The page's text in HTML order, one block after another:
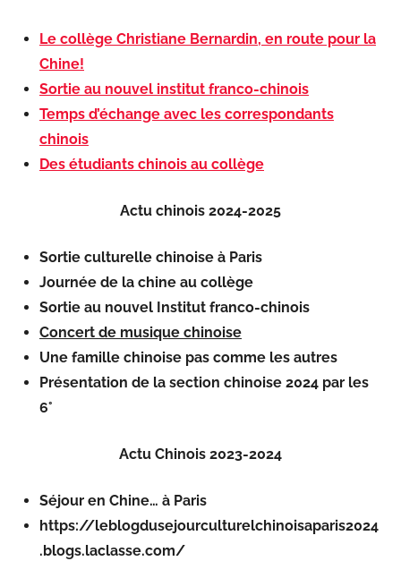
Le collège Christiane Bernardin, en route pour la
Chine!
Sortie au nouvel institut franco-chinois
Temps d’échange avec les correspondants
chinois
Des étudiants chinois au collège
Actu chinois 2024-2025
Sortie culturelle chinoise à Paris
Journée de la chine au collège
Sortie au nouvel Institut franco-chinois
Concert de musique chinoise
Une famille chinoise pas comme les autres
Présentation de la section chinoise 2024 par les
6°
Actu Chinois 2023-2024
Séjour en Chine… à Paris
https://leblogdusejourculturelchinoisaparis2024
.blogs.laclasse.com/